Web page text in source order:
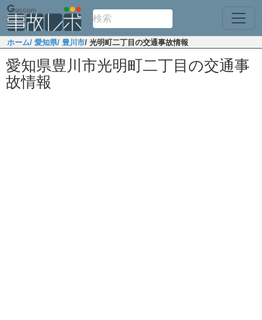
ホーム/ 愛知県/ 豊川市/ 光明町二丁目の交通事故情報
愛知県豊川市光明町二丁目の交通事
故情報